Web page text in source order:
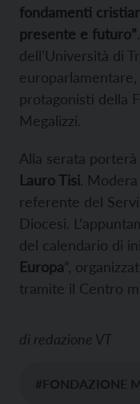
fondamenti
presente e futuro”
dell’Università di
protagonisti della
Megalizzi.
Alla serata
Lauro Tisi.
referente del
Diocesi.
del calendario di
Europa”,
tramite il Centro
di redazione VT
#FONDAZIONE